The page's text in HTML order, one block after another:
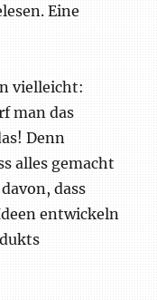
Eine
vielleicht:
man das
Denn
alles gemacht
dass
entwickeln